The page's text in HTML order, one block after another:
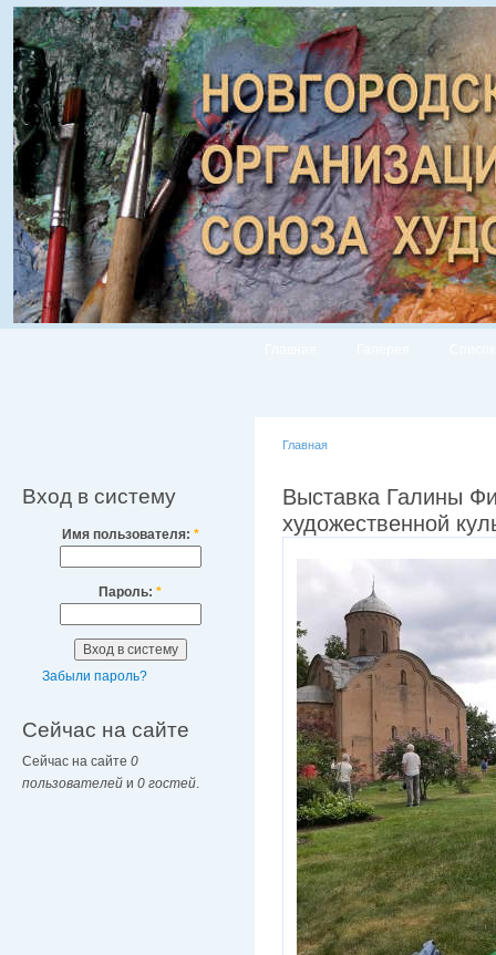
Вход в систему
Имя пользователя: *
Пароль: *
Забыли пароль?
Сейчас на сайте
Сейчас на сайте 0
пользователей и 0 гостей
Главная
Выставка Галины
художественной